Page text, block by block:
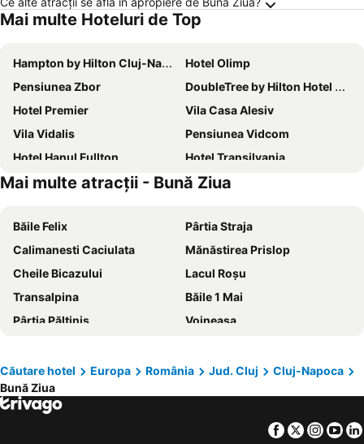
Mai multe Hoteluri de Top
Hampton by Hilton Cluj-Napoca
Hotel Olimp
Pensiunea Zbor
DoubleTree by Hilton Hotel Cluj - City Plaza
Hotel Premier
Vila Casa Alesiv
Vila Vidalis
Pensiunea Vidcom
Hotel Hanul Fullton
Hotel Transilvania
Hotel Paradis
Campeador Inn
Grand Hotel Napoca
Hotel Biscuit
Hotel Beyfin
Alex & George Boutique Hotel
Wyndham Cluj
Zimbru
Hotel Alexis
Hotel Rao
Sky Airport Hotel
Hotel Lucy Star
Hotel Belvedere
Casa Otilia
Hotel Liliacul
Radisson Blu Hotel, Cluj
Mai multe atracții - Bună Ziua
Băile Felix
Pârtia Straja
Calimanesti Caciulata
Mănăstirea Prislop
Cheile Bicazului
Lacul Roșu
Transalpina
Băile 1 Mai
Pârtia Păltiniș
Voineasa
Partia de schi Vartop - Arieseni
Lacul Vidraru
Salina Turda
Castelul Bran
Căutare hotel Europa România Jud. Cluj
Cluj-Napoca
Bună Ziua
Facebook
Twitter